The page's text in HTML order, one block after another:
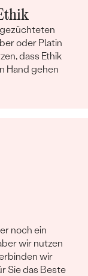
oder Platin
dass Ethik
Hand gehen
noch ein
wir nutzen
wir
Sie das Beste